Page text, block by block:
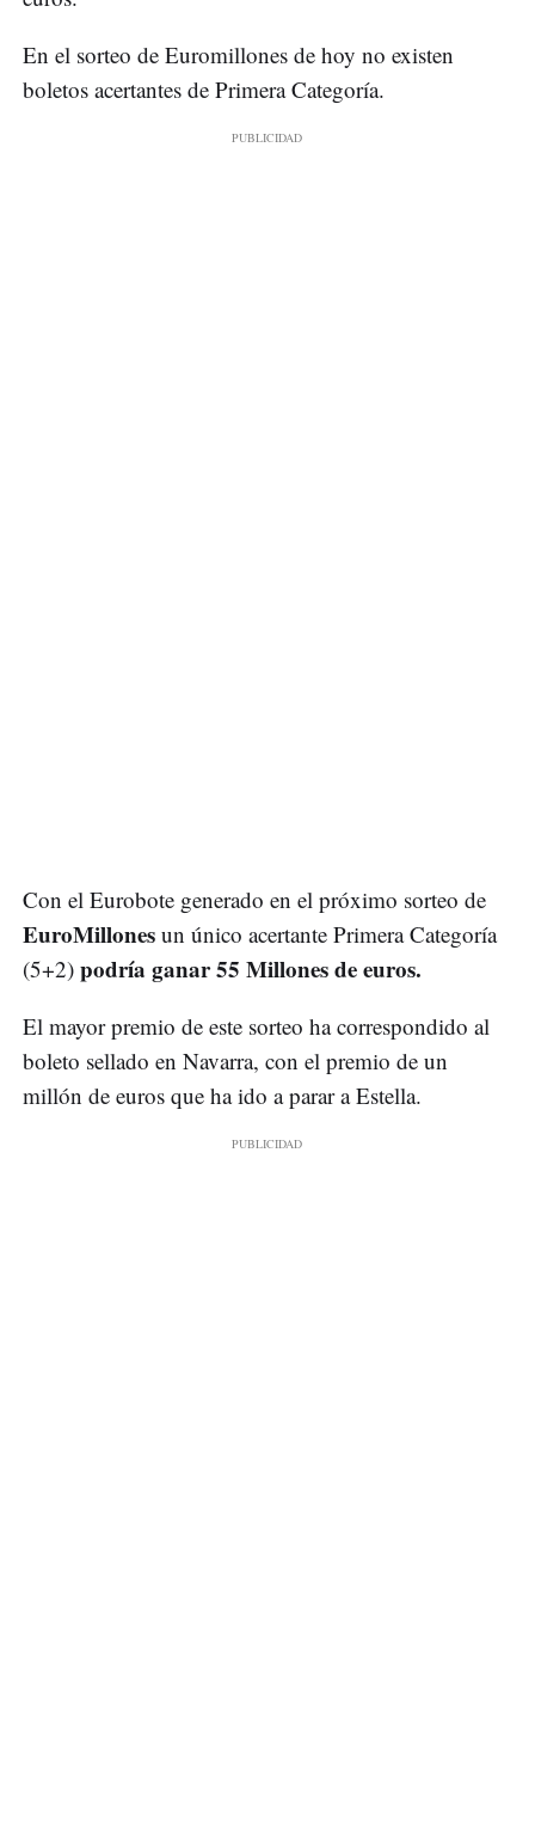
En el sorteo de Euromillones de hoy no existen
boletos acertantes de Primera Categoría.
Con el Eurobote generado en el próximo sorteo de
EuroMillones un único acertante Primera Categoría
(5+2) podría ganar 55 Millones de euros.
El mayor premio de este sorteo ha correspondido al
boleto sellado en Navarra, con el premio de un
millón de euros que ha ido a parar a Estella.